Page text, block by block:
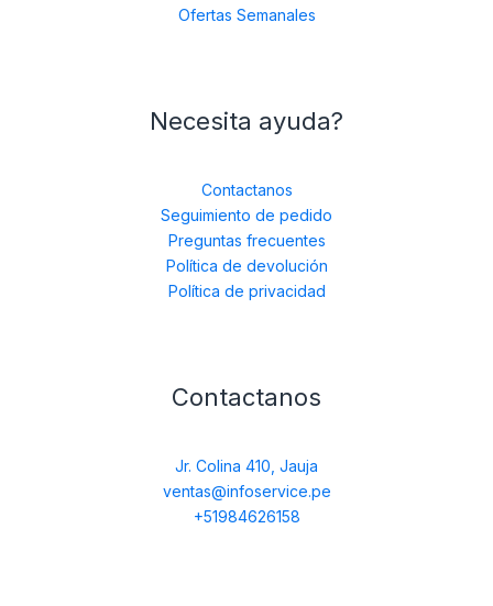
Ofertas Semanales
Necesita ayuda?
Contactanos
Seguimiento de pedido
Preguntas frecuentes
Política de devolución
Política de privacidad
Contactanos
Jr. Colina 410, Jauja
ventas@infoservice.pe
+51984626158